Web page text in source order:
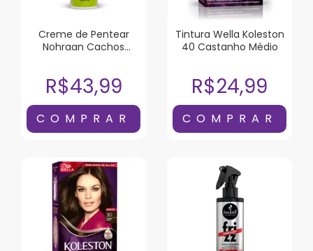
Creme de Pentear
Nohraan Cachos
R$43,99
Tintura Wella Koleston
40 Castanho Médio
R$24,99